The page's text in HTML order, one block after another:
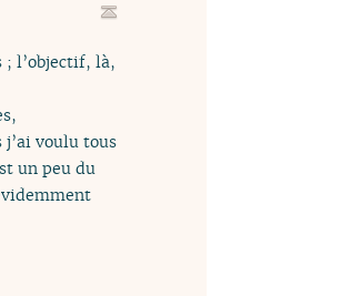
; l’objectif, là,
voulu tous
un peu du